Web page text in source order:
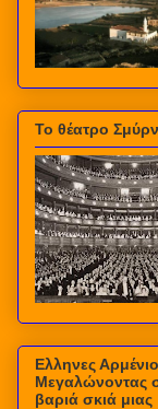
Το θέατρο
Ελληνες
Μεγαλώνοντας
βαριά σκιά μιας